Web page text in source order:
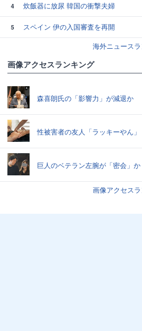
4 炊飯器に放尿 韓国の衝撃夫婦
5
スペイン 伊の入国審査を再開
海外ニュース
画像アクセスランキング
森喜朗氏の「影響力」が減退か
性被害者の友人「ラッキーやん」
巨人のベテラン左腕が「密会」か
画像アクセス